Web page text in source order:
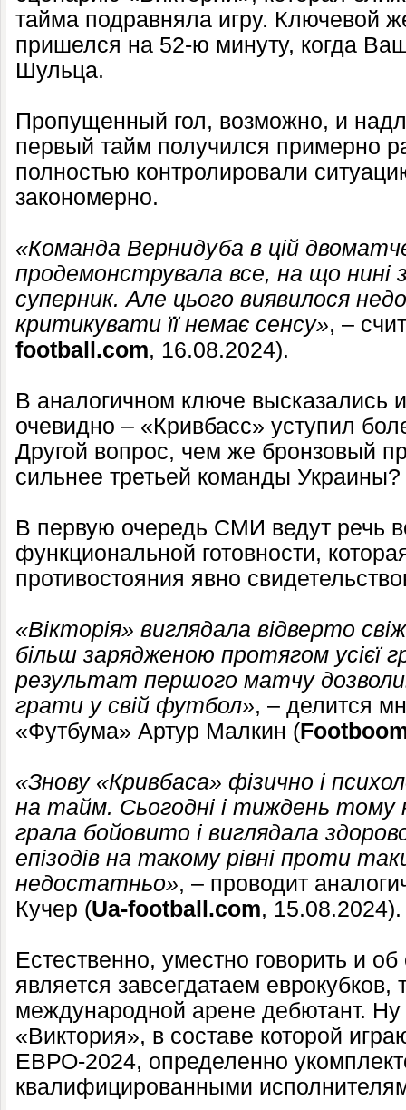
тайма подравняла игру. Ключевой
пришелся на 52-ю минуту, когда
Шульца.
Пропущенный гол, возможно, и
первый тайм получился примерно
полностью контролировали
закономерно.
«Команда Вернидуба в цій
продемонструвала все, на що нині
суперник. Але цього виявилося
критикувати її немає сенсу», –
football.com, 16.08.2024).
В аналогичном ключе высказались
очевидно – «Кривбасс» уступил
Другой вопрос, чем же бронзовый
сильнее третьей команды Украины?
В первую очередь СМИ ведут речь
функциональной готовности,
противостояния явно
«Вікторія» виглядала відверто
більш зарядженою протягом усієї
результат першого матчу
грати у свій футбол», – делится
«Футбума» Артур Малкин (
«Знову «Кривбаса» фізично і
на тайм. Сьогодні і тиждень
грала бойовито і виглядала
епізодів на такому рівні проти
недостатньо», – проводит
Кучер (Ua-football.com, 15.08.2024).
Естественно, уместно говорить и
является завсегдатаем еврокубков,
международной арене дебютант.
«Виктория», в составе которой
ЕВРО-2024, определенно
квалифицированными